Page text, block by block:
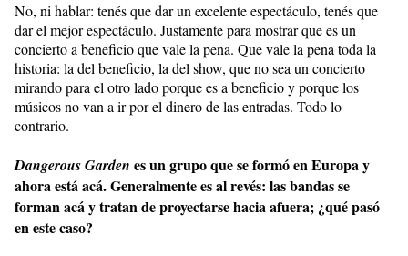
No, ni hablar: tenés que dar un excelente espectáculo, tenés que
dar el mejor espectáculo. Justamente para mostrar que es un
concierto a beneficio que vale la pena. Que vale la pena toda la
historia: la del beneficio, la del show, que no sea un concierto
mirando para el otro lado porque es a beneficio y porque los
músicos no van a ir por el dinero de las entradas. Todo lo
contrario.
Dangerous Garden es un grupo que se formó en Europa y
ahora está acá. Generalmente es al revés: las bandas se
forman acá y tratan de proyectarse hacia afuera; ¿qué pasó
en este caso?